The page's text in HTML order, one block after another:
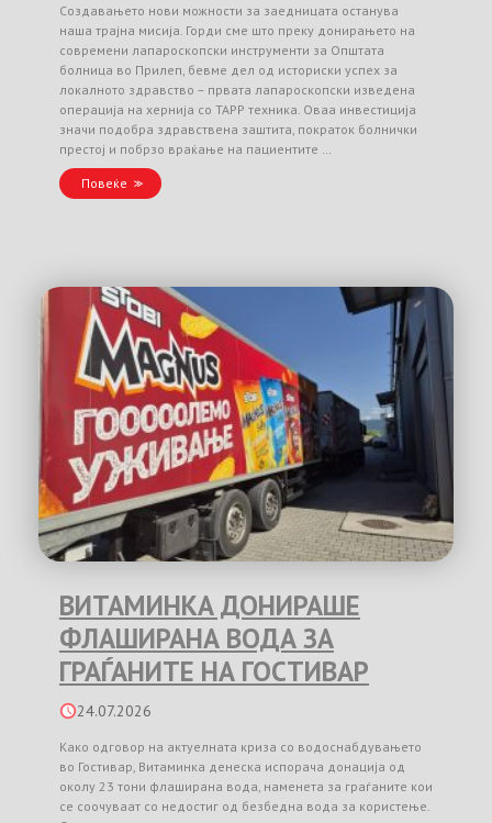
Создавањето нови можности за заедницата останува
наша трајна мисија. Горди сме што преку донирањето на
современи лапароскопски инструменти за Општата
болница во Прилеп, бевме дел од историски успех за
локалното здравство – првата лапароскопски изведена
операција на хернија со TAPP техника. Оваа инвестиција
значи подобра здравствена заштита, пократок болнички
престој и побрзо враќање на пациентите …
Повеќе
ВИТАМИНКА ДОНИРАШЕ
ФЛАШИРАНА ВОДА ЗА
ГРАЃАНИТЕ НА ГОСТИВАР
24.07.2026
Како одговор на актуелната криза со водоснабдувањето
во Гостивар, Витаминка денеска испорача донација од
околу 23 тони флаширана вода, наменета за граѓаните кои
се соочуваат со недостиг од безбедна вода за користење.